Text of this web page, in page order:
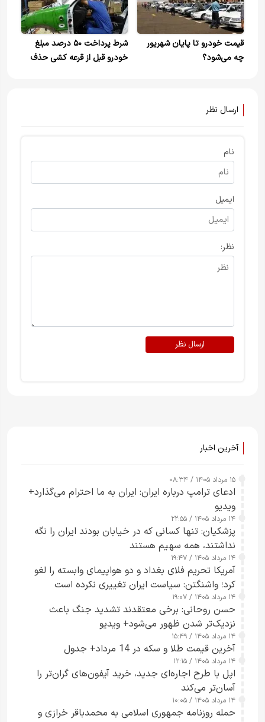
قیمت خودرو تا پایان شهریور
چه می‌شود؟
شرط پرداخت ۵۰ درصد مبلغ
خودرو قبل از قرعه کشی حذف
ارسال نظر
نام
ایمیل
نظر:
ارسال نظر
آخرین اخبار
۱۵ مرداد ۱۴۰۵ / ۰۸:۳۴
ادعای ترامپ درباره ایران: ایران به ما احترام می‌گذارد+
ویدیو
۱۴ مرداد ۱۴۰۵ / ۲۲:۵۵
پزشکیان: تنها کسانی که در خیابان بودند ایران را نگه
نداشتند، همه سهیم هستند
۱۴ مرداد ۱۴۰۵ / ۱۹:۴۷
آمریکا تحریم فلای بغداد و دو هواپیمای وابسته را لغو
کرد؛ واشنگتن: سیاست ایران تغییری نکرده است
۱۴ مرداد ۱۴۰۵ / ۱۹:۰۷
حسن روحانی: برخی معتقدند تشدید جنگ باعث
نزدیک‌تر شدن ظهور می‌شود+ ویدیو
۱۴ مرداد ۱۴۰۵ / ۱۵:۴۹
آخرین قیمت طلا و سکه در 14 مرداد+ جدول
۱۴ مرداد ۱۴۰۵ / ۱۲:۱۵
اپل با طرح اجاره‌ای جدید، خرید آیفون‌های گران‌تر را
آسان‌تر می‌کند
۱۴ مرداد ۱۴۰۵ / ۱۰:۰۵
حمله روزنامه جمهوری اسلامی به محمدباقر خرازی و